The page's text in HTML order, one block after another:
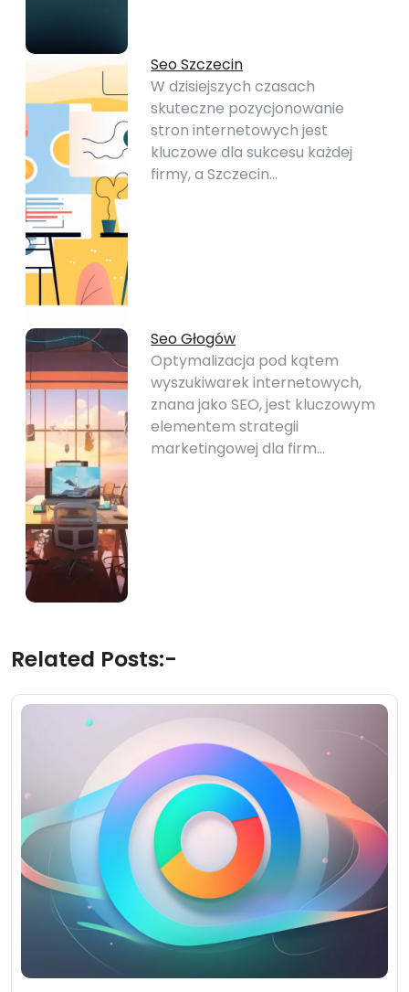
Seo Szczecin
W dzisiejszych czasach
skuteczne pozycjonowanie
stron internetowych jest
kluczowe dla sukcesu każdej
firmy, a Szczecin…
Seo Głogów
Optymalizacja pod kątem
wyszukiwarek internetowych,
znana jako SEO, jest kluczowym
elementem strategii
marketingowej dla firm…
Related Posts:-